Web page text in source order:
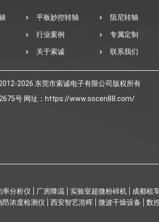
平板妙控转轴 阻尼转轴
行业案例 专属定制
关于索诚 联系我们
2026 东莞市索诚电子有限公司版权所有
号 网址：https://www.socen88.com/
率分析仪 厂房降温 实验室超微粉碎机 成都租
昂浓度检测仪 西安智艺浩晖 微波干燥设备 数